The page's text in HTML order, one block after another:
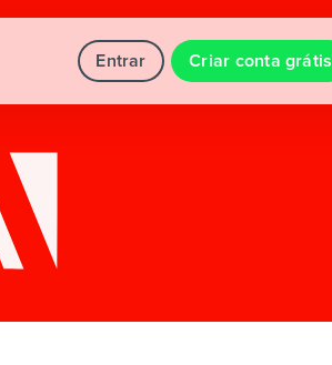
Entrar Criar conta grátis